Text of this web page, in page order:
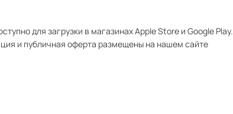
для загрузки в магазинах Apple Store и Google Play.
и публичная оферта размещены на нашем сайте